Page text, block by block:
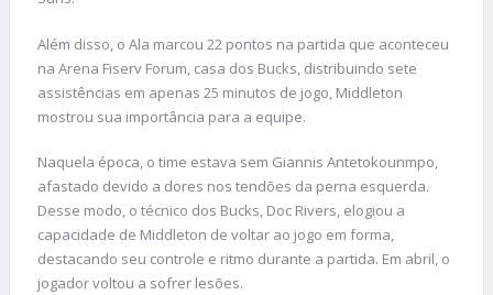
Além disso, o Ala marcou 22 pontos na partida que aconteceu
na Arena Fiserv Forum, casa dos Bucks, distribuindo sete
assistências em apenas 25 minutos de jogo, Middleton
mostrou sua importância para a equipe.
Naquela época, o time estava sem Giannis Antetokounmpo,
afastado devido a dores nos tendões da perna esquerda.
Desse modo, o técnico dos Bucks, Doc Rivers, elogiou a
capacidade de Middleton de voltar ao jogo em forma,
destacando seu controle e ritmo durante a partida. Em abril, o
jogador voltou a sofrer lesões.